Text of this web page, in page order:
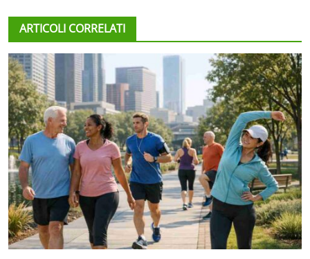
ARTICOLI CORRELATI